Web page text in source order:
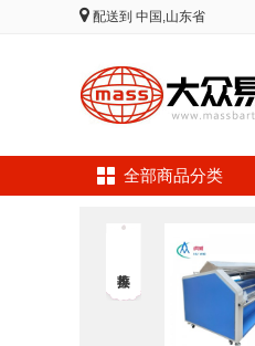
配送到 中国,山东省
全部商品分类